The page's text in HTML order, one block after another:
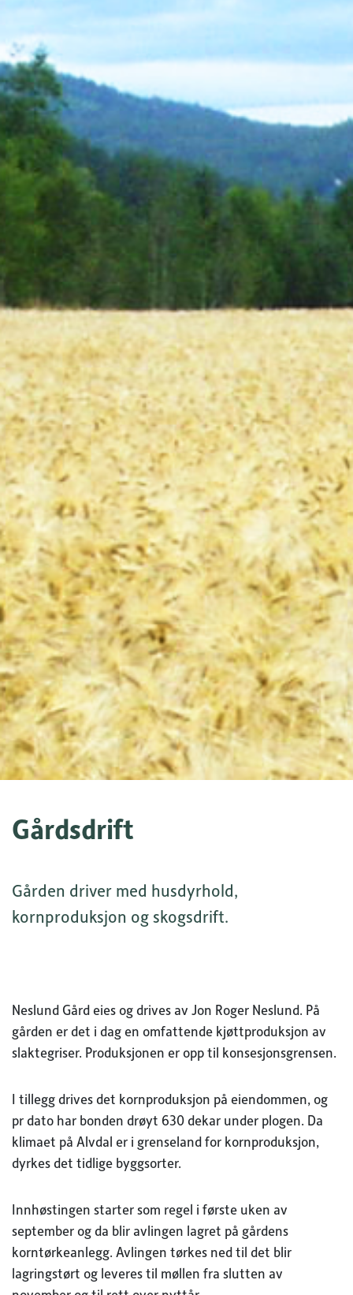
Gårdsdrift
Gården driver med husdyrhold,
kornproduksjon og skogsdrift.
Neslund Gård eies og drives av Jon Roger Neslund. På
gården er det i dag en omfattende kjøttproduksjon av
slaktegriser. Produksjonen er opp til konsesjonsgrensen.
I tillegg drives det kornproduksjon på eiendommen, og
pr dato har bonden drøyt 630 dekar under plogen. Da
klimaet på Alvdal er i grenseland for kornproduksjon,
dyrkes det tidlige byggsorter.
Innhøstingen starter som regel i første uken av
september og da blir avlingen lagret på gårdens
korntørkeanlegg. Avlingen tørkes ned til det blir
lagringstørt og leveres til møllen fra slutten av